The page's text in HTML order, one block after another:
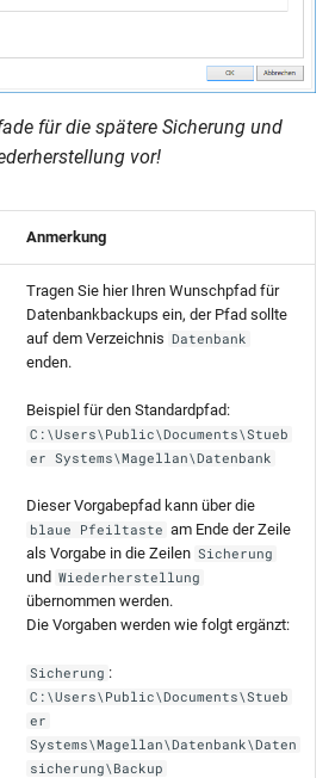
für die spätere Sicherung und
vor!
Anmerkung
Tragen Sie hier Ihren Wunschpfad für
Datenbankbackups ein, der Pfad sollte
auf dem Verzeichnis Datenbank
enden.
Beispiel für den Standardpfad:
C:\Users\Public\Documents\Stueb
er Systems\Magellan\Datenbank
Dieser Vorgabepfad kann über die
blaue Pfeiltaste am Ende der Zeile
als Vorgabe in die Zeilen Sicherung
und Wiederherstellung
übernommen werden.
Die Vorgaben werden wie folgt ergänzt:
Sicherung :
C:\Users\Public\Documents\Stueb
er
Systems\Magellan\Datenbank\Daten
sicherung\Backup